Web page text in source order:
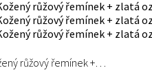
růžový řemínek +…